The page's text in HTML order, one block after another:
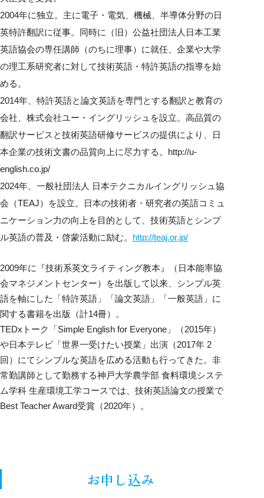
2004年に独立。主に電子・電気、機械、半導体分野の日
英特許翻訳に従事。同時に（旧）公益社団法人日本工業
英語協会の専任講師（のちに理事）に就任、企業や大学
の理工系研究者に対して技術英語・特許英語の指導を始
める。
2014年、特許英語と論文英語を専門とする翻訳と教育の
会社、株式会社ユー・イングリッシュを設立。高品質の
翻訳サービスと技術英語研修サービスの提供により、日
本企業の技術文書の品質向上に尽力する。http://u-
english.co.jp/
2024年、一般社団法人 日本テクニカルイングリッシュ協
会（TEAJ）を設立。日本の技術者・研究者の英語コミュ
ニケーション力の向上を目的として、技術英語とシンプ
ル英語の普及・啓蒙活動に励む。
http://teaj.or.jp/
2009年に『技術系英文ライティング教本』（日本能率協
会マネジメントセンター）を出版して以来、シンプル英
語を軸にした「特許英語」「論文英語」「一般英語」に
関する書籍を出版（計14冊）。
TEDxトーク「Simple English for Everyone」（2015年）
や日本テレビ「世界一受けたい授業」出演（2017年 2
回）にてシンプルな英語を広める活動も行ってきた。非
常勤講師として勤務する神戸大学農学部 食料環境システ
ム学科 生産環境工学コースでは、技術英語論文の授業で
Best Teacher Award受賞（2020年）。
お申し込み